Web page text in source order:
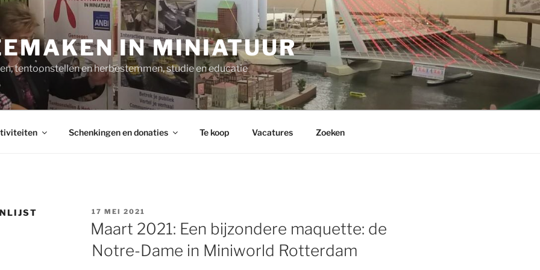
IN MINIATUUR
tentoonstellen en herbestemmen, studie en educatie
Schenkingen en donaties Te koop Vacatures Zoeken
GEPLAATST
OP
17 MEI 2021
Maart 2021: Een bijzondere maquette: de
Notre-Dame in Miniworld Rotterdam